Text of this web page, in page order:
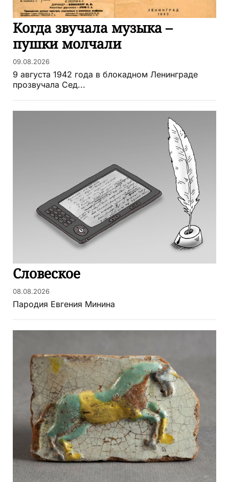
Когда звучала музыка –
пушки молчали
09.08.2026
9 августа 1942 года в блокадном Ленинграде
прозвучала Сед...
Словеское
08.08.2026
Пародия Евгения Минина